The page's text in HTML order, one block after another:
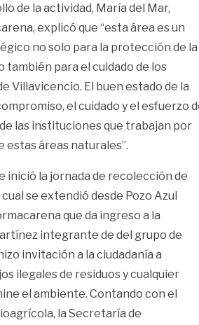
de la actividad, María del Mar,
explicó que “esta área es un
no solo para la protección de la
también para el cuidado de los
Villavicencio. El buen estado de la
el cuidado y el esfuerzo
las instituciones que trabajan por
estas áreas naturales”.
inició la jornada de recolección de
se extendió desde Pozo Azul
que da ingreso a la
integrante de del grupo de
invitación a la ciudadanía a
ilegales de residuos y cualquier
el ambiente. Contando con el
la Secretaría de